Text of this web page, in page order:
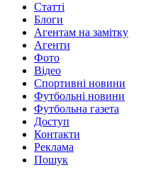
Статті
Блоги
Агентам на замітку
Агенти
Фото
Відео
Спортивні новини
Футбольні новини
Футбольна газета
Доступ
Контакти
Реклама
Пошук